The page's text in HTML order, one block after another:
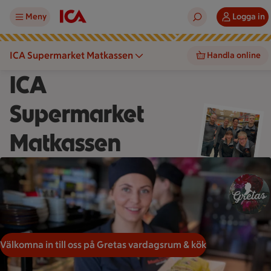
Meny Logga in
ICA Supermarket Matkassen Handla online
ICA
Supermarket
Matkassen
En person håller ett serveringsfat med sushirullar i ett kök.
Välkomna in till oss på Gretas vardagsrum & kök